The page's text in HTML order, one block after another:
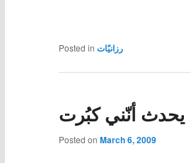
Posted in رزانيّات
يحدث أنّني كبُرت
Posted on March 6, 2009